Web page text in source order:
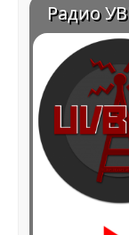
Радио